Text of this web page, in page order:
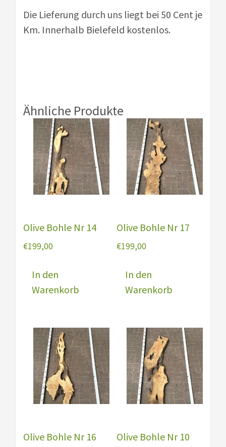
Die Lieferung durch uns liegt bei 50 Cent je
Km. Innerhalb Bielefeld kostenlos.
Ähnliche Produkte
Olive Bohle Nr 14
€199,00
In den
Warenkorb
Olive Bohle Nr 17
€199,00
In den
Warenkorb
Olive Bohle Nr 16 Olive Bohle Nr 10